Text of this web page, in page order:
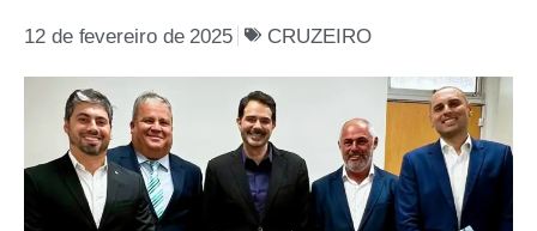
12 de fevereiro de 2025 CRUZEIRO